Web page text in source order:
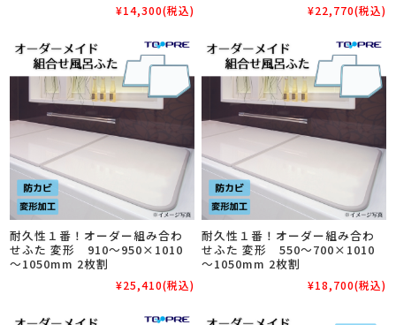
¥14,300(税込) ¥22,770(税込)
耐久性１番！オーダー組み合わ
せふた 変形 910～950×1010
～1050mm 2枚割
¥25,410(税込)
耐久性１番！オーダー組み合わ
せふた 変形 550～700×1010
～1050mm 2枚割
¥18,700(税込)